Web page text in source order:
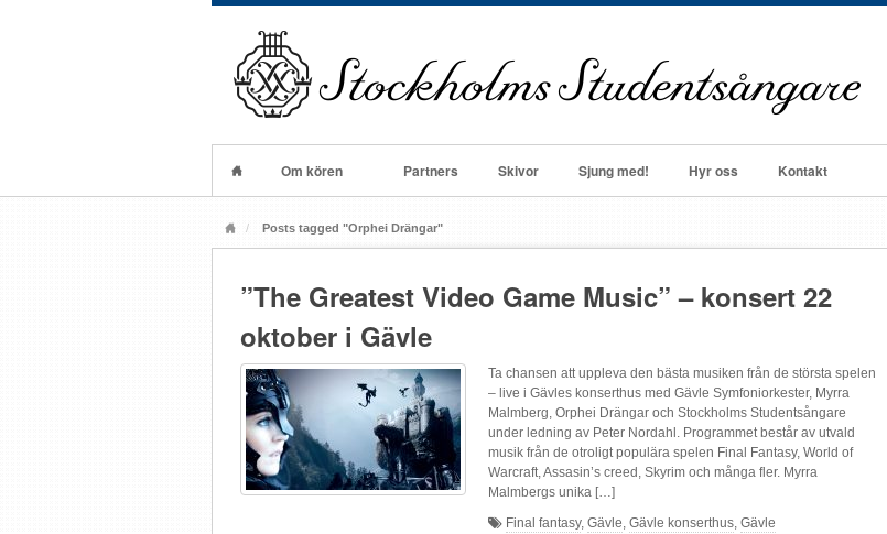
Om kören Partners Skivor Sjung med! Hyr oss Kontakt
Posts tagged "Orphei Drängar"
”The Greatest Video Game Music” – konsert 22
oktober i Gävle
Ta chansen att uppleva den bästa musiken från de största spelen
– live i Gävles konserthus med Gävle Symfoniorkester, Myrra
Malmberg, Orphei Drängar och Stockholms Studentsångare
under ledning av Peter Nordahl. Programmet består av utvald
musik från de otroligt populära spelen Final Fantasy, World of
Warcraft, Assasin’s creed, Skyrim och många fler. Myrra
Malmbergs unika […]
Final fantasy, Gävle, Gävle konserthus, Gävle